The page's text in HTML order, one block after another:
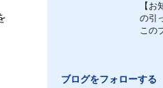
【
の引
この
ブログをフォローする